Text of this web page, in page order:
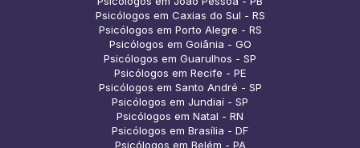
Psicólogos em Caxias do Sul - RS
Psicólogos em Porto Alegre - RS
Psicólogos em Goiânia - GO
Psicólogos em Guarulhos - SP
Psicólogos em Recife - PE
Psicólogos em Santo André - SP
Psicólogos em Jundiaí - SP
Psicólogos em Natal - RN
Psicólogos em Brasília - DF
Psicólogos em Belém - PA